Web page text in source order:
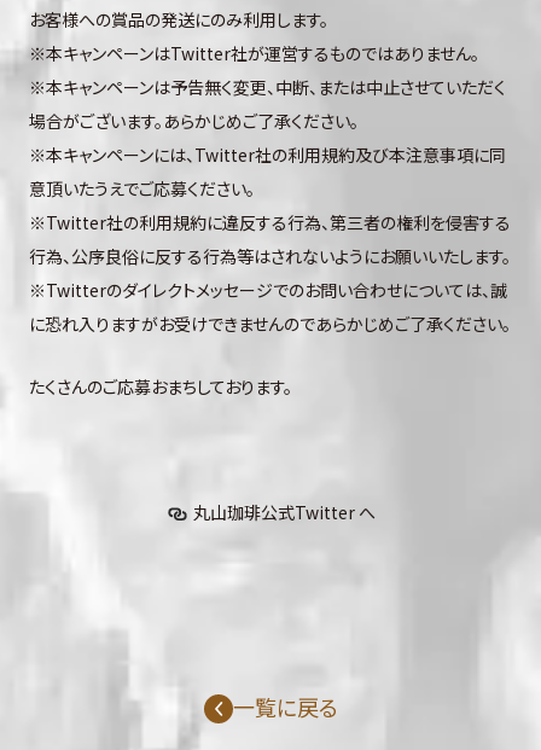
お客様への賞品の発送にのみ利用します。
※本キャンペーンはTwitter社が運営するものではありません。
※本キャンペーンは予告無く変更、中断、または中止させていただく
場合がございます。あらかじめご了承ください。
※本キャンペーンには、Twitter社の利用規約及び本注意事項に同
意頂いたうえでご応募ください。
※Twitter社の利用規約に違反する行為、第三者の権利を侵害する
行為、公序良俗に反する行為等はされないようにお願いいたします。
※Twitterのダイレクトメッセージでのお問い合わせについては、誠
に恐れ入りますがお受けできませんのであらかじめご了承ください。
たくさんのご応募おまちしております。
丸山珈琲公式Twitter へ
一覧に戻る